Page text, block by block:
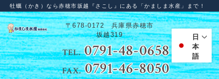
牡蠣（かき）なら赤穂市坂越『さこし』にある「かましま水産」まで！
〒678-0172 兵庫県赤穂市
坂越319
日
本
語